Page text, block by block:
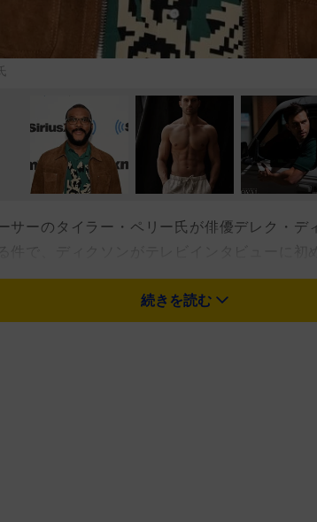
ーのタイラー・ペリー氏が俳優デレク・デ
万ドル（約385億円）の損害賠償を求める
初の公の場での証言となる。
続きを読む